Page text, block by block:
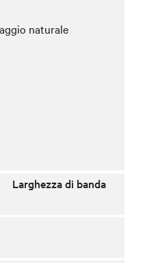
naturale
Larghezza di banda